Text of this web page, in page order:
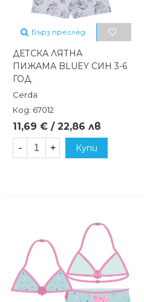
Бърз преглед
ДЕТСКА ЛЯТНА
ПИЖАМА BLUEY СИН 3-6
ГОД.
Cerda
Код: 67012
11,69 € / 22,86 лв
- + Купи